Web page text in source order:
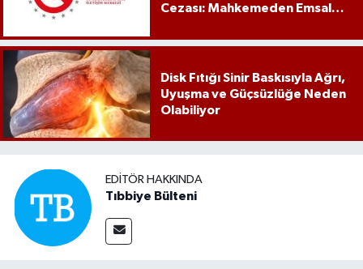
Cezası: Mahkemeden Emsal
Disk Fıtığı Sinir Baskısıyla Ağrı,
Uyuşma ve Güçsüzlüğe Neden
Olabiliyor
EDITÖR HAKKINDA
Tıbbiye Bülteni